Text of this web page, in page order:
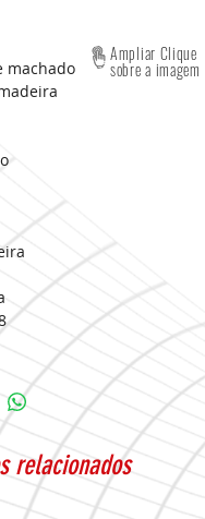
machado
Ampliar Clique
sobre a imagem
relacionados